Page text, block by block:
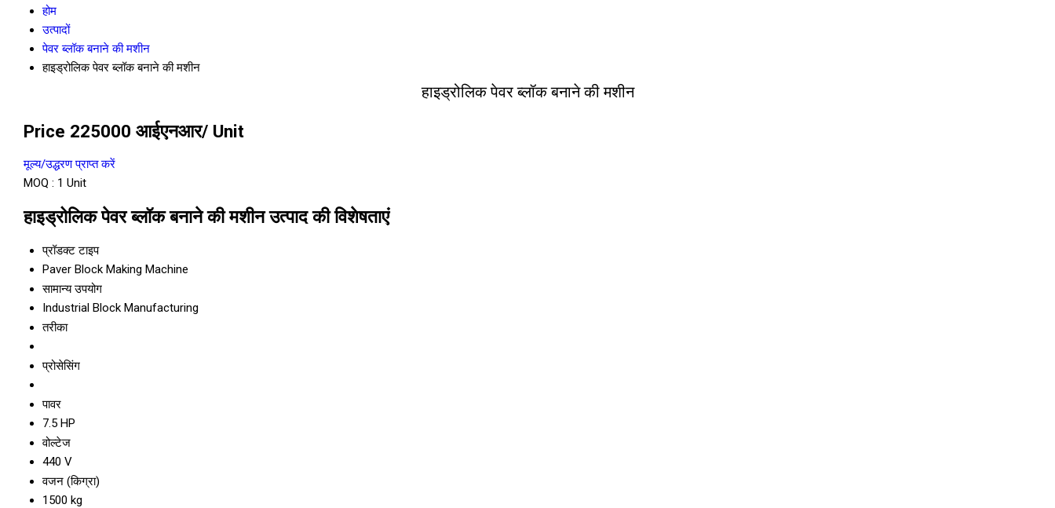
होम
उत्पादों
पेवर ब्लॉक बनाने की मशीन
हाइड्रोलिक पेवर ब्लॉक बनाने की मशीन
हाइड्रोलिक पेवर ब्लॉक बनाने की मशीन
Price 225000 आईएनआर/ Unit
मूल्य/उद्धरण प्राप्त करें
MOQ : 1 Unit
हाइड्रोलिक पेवर ब्लॉक बनाने की मशीन उत्पाद की विशेषताएं
प्रॉडक्ट टाइप
Paver Block Making Machine
सामान्य उपयोग
Industrial Block Manufacturing
तरीका
प्रोसेसिंग
पावर
7.5 HP
वोल्टेज
440 V
वजन (किग्रा)
1500 kg